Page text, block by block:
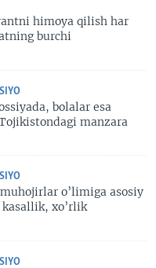
himoya qilish har
burchi
bolalar esa
manzara
o’limiga asosiy
kasallik, xo’rlik